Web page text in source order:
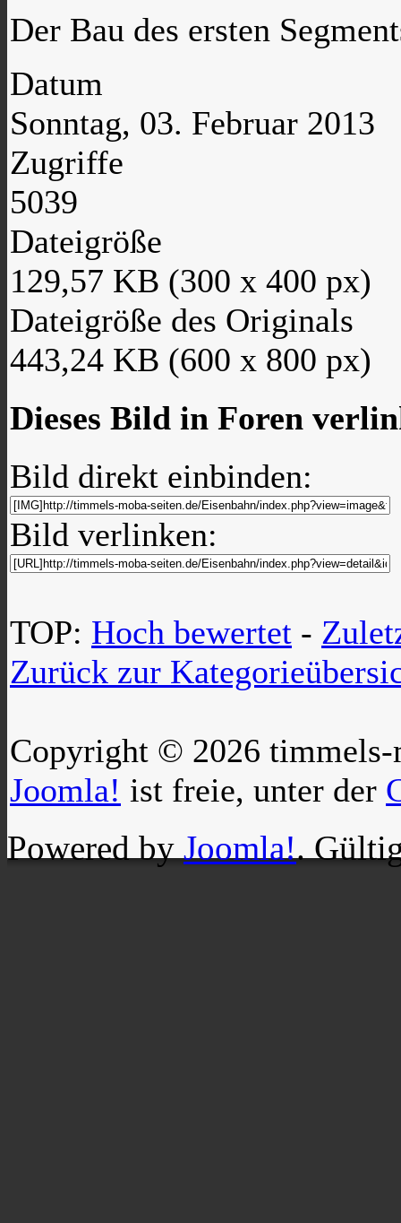
Der Bau des ersten
Datum
Sonntag, 03. Februar 2013
Zugriffe
5039
Dateigröße
129,57 KB (300 x 400 px)
Dateigröße des Originals
443,24 KB (600 x 800 px)
Dieses Bild in Foren
Bild direkt einbinden:
Bild verlinken:
TOP: Hoch bewertet -
Zurück zur
Copyright © 2026 timmels-
Joomla! ist freie, unter der
Powered byJoomla!.